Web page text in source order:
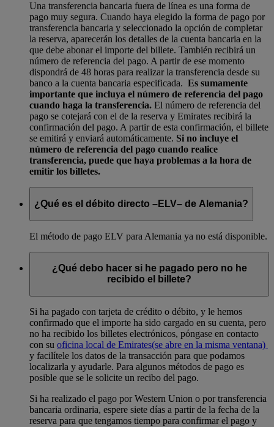
Una transferencia bancaria fuera de línea es una forma de
pago muy segura. Cuando haya elegido la forma de pago por
transferencia bancaria y seleccionado la opción de completar
la reserva, aparecerán los detalles de la cuenta bancaria en la
que debe abonar el importe del billete. También recibirá un
número de referencia del pago. A partir de ese momento
dispondrá de 48 horas para realizar la transferencia desde su
banco a la cuenta bancaria especificada. Es sumamente
importante que incluya el número de referencia del pago
cuando haga la transferencia. El número de referencia del
pago se cotejará con el de la reserva y Emirates recibirá la
confirmación del pago. A partir de esta confirmación, el billete
se emitirá y enviará automáticamente. Si no incluye el
número de referencia del pago cuando realice
transferencia, puede que haya problemas a la hora de
emitir los billetes.
¿Qué es el débito directo –ELV– de Alemania?
El método de pago ELV para Alemania ya no está disponible.
¿Qué debo hacer si he pagado pero no he
recibido el billete?
Si ha pagado con tarjeta de crédito o débito, y le hemos
confirmado que el importe ha sido cargado en su cuenta, pero
no ha recibido los billetes electrónicos, póngase en contacto
con su oficina local de Emirates(se abre en la misma ventana)
y facilítele los datos de la transacción para que podamos
localizarla y ayudarle. Para algunos métodos de pago es
posible que se le solicite un recibo del pago.
Si ha realizado el pago por Western Union o por transferencia
bancaria ordinaria, espere siete días a partir de la fecha de la
reserva para que tengamos tiempo para confirmar el pago y